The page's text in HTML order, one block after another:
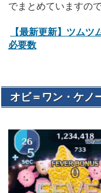
でまとめていますの
【最新更新】ツムツ
必要数
オビ＝ワン・ケノ